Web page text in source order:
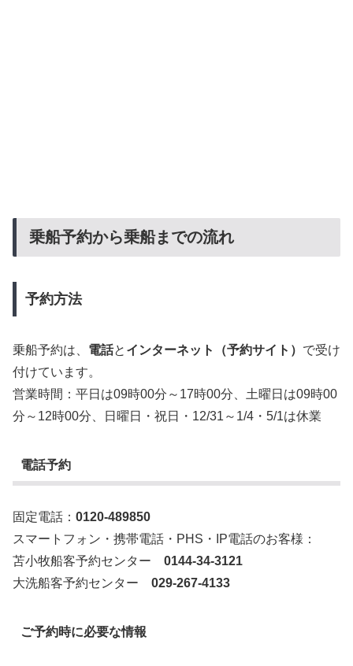
乗船予約から乗船までの流れ
予約方法
乗船予約は、 電話と インターネット（予約サイト） で受け
付けています。
営業時間：平日は09時00分～17時00分、土曜日は09時00
分～12時00分、日曜日・祝日・12/31～1/4・5/1は休業
電話予約
固定電話： 0120-489850
スマートフォン・携帯電話・PHS・IP電話のお客様：
苫小牧船客予約センター 0144-34-3121
大洗船客予約センター 029-267-4133
ご予約時に必要な情報